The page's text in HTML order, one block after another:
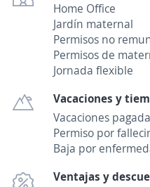
Home Office
Jardín maternal
Permisos no
Permisos de
Jornada flexible
Vacaciones y
Vacaciones
Permiso por
Baja por
Ventajas y